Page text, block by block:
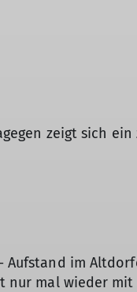
zeigt sich
im
nur mal wieder